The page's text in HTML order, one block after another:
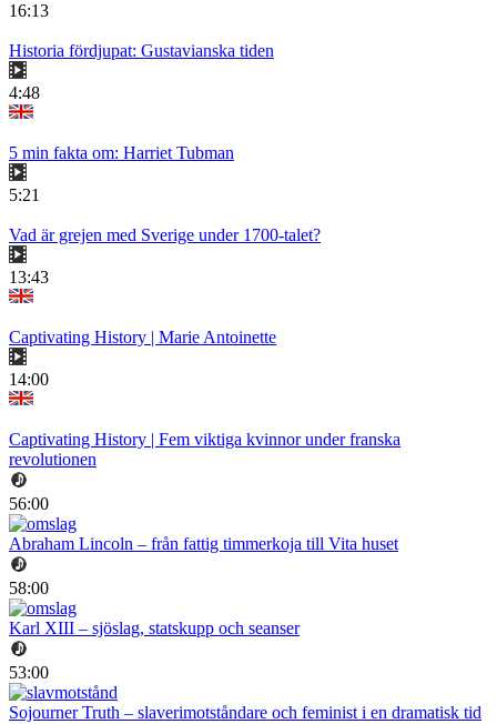
16:13
Historia fördjupat: Gustavianska tiden
4:48
5 min fakta om: Harriet Tubman
5:21
Vad är grejen med Sverige under 1700-talet?
13:43
Captivating History | Marie Antoinette
14:00
Captivating History | Fem viktiga kvinnor under franska
revolutionen
56:00
Abraham Lincoln – från fattig timmerkoja till Vita huset
58:00
Karl XIII – sjöslag, statskupp och seanser
53:00
Sojourner Truth – slaverimotståndare och feminist i en dramatisk tid